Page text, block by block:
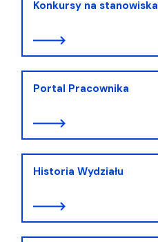
Konkursy na stanowiska
Portal Pracownika
Historia Wydziału